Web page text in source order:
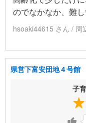
のでなかなか、難
hsoaki44615 さん / 周
県営下富安団地４号館
子